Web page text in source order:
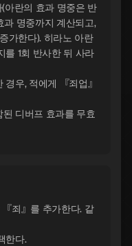
아란의 효과 명중은 반
명중까지 계산되고,
가한다). 히라노 아란
를 1회 반사한 뒤 사라
우, 적에게 『죄업』
디버프 효과를 무효
죄』를 추가한다. 같
한다.